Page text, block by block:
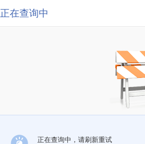
正在查询中
正在查询中，请刷新重试